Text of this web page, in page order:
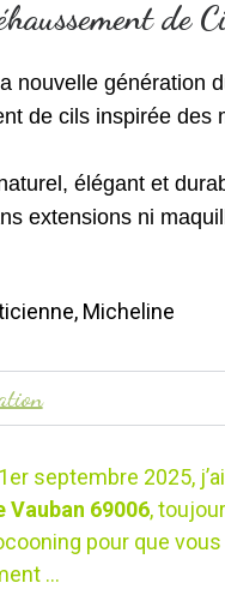
de
nouvelle génération
de cils inspirée des
élégant et
extensions ni
Micheline
septembre 2025,
Vauban 69006,
pour que
…